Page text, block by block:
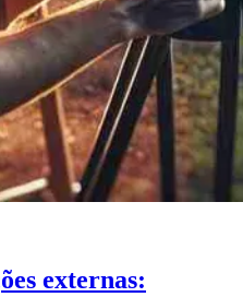
externas: